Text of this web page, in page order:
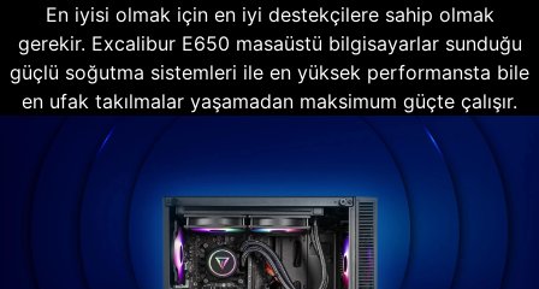
En iyisi olmak için en iyi destekçilere sahip olmak
gerekir. Excalibur E650 masaüstü bilgisayarlar sunduğu
güçlü soğutma sistemleri ile en yüksek performansta bile
en ufak takılmalar yaşamadan maksimum güçte çalışır.